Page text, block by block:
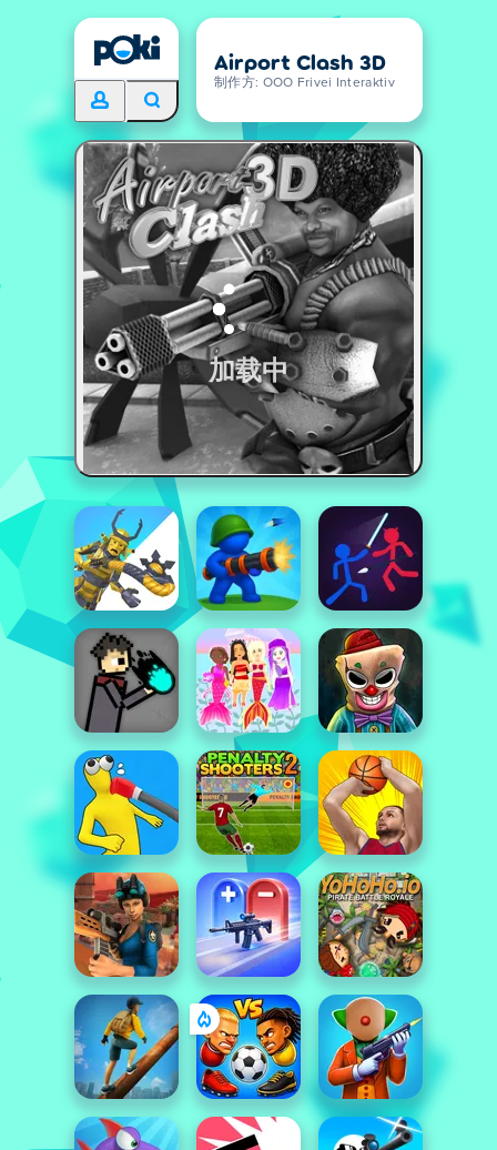
Airport Clash 3D
制作方: OOO Frivei Interaktiv
加载中